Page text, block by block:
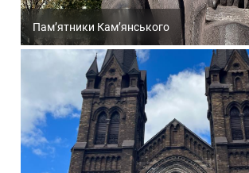
Пам’ятники Кам’янського